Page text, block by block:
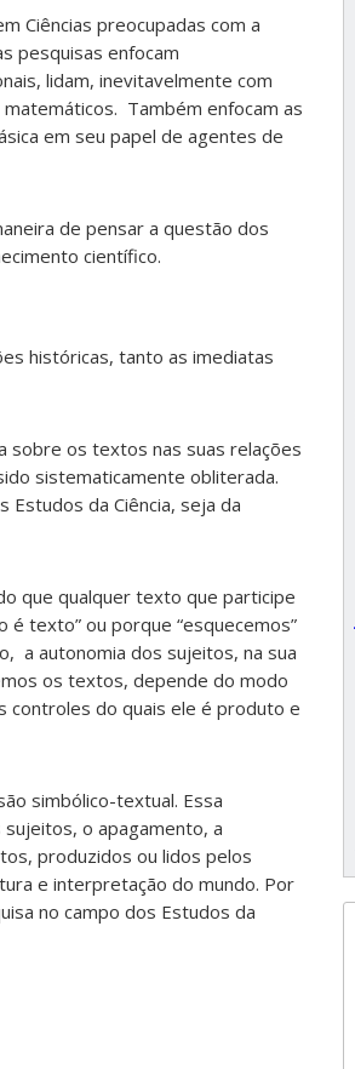
Ciências preocupadas com a
pesquisas enfocam
lidam, inevitavelmente com
Também enfocam as
em seu papel de agentes de
de pensar a questão dos
científico.
históricas, tanto as imediatas
sobre os textos nas suas relações
sistematicamente obliterada.
da Ciência, seja da
que qualquer texto que participe
é texto” ou porque “esquecemos”
a autonomia dos sujeitos, na sua
os textos, depende do modo
controles do quais ele é produto e
simbólico-textual. Essa
o apagamento, a
produzidos ou lidos pelos
e interpretação do mundo. Por
no campo dos Estudos da